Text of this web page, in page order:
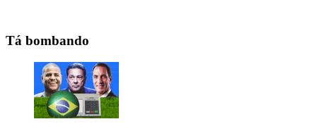
Tá bombando